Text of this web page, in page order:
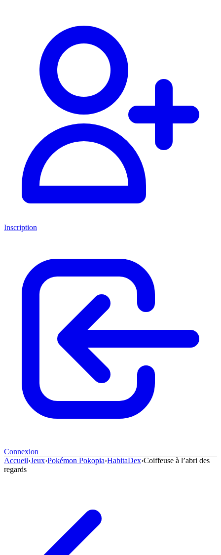
Inscription
Connexion
Accueil›Jeux›Pokémon Pokopia›HabitaDex›Coiffeuse à l’abri des
regards